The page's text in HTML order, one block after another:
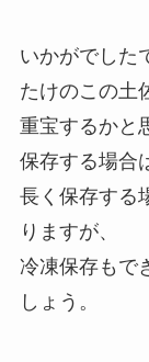
いかがでした
たけのこの土
重宝するかと
保存する場合
長く保存する
りますが、
冷凍保存もで
しょう。